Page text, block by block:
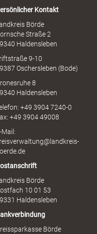
Kontakt
Börde
Straße 2
Haldensleben
9-10
Oschersleben (Bode)
8
Haldensleben
+49 3904 7240-0
+49 3904 49008
Mail:
Börde
10 01 53
Haldensleben
Börde